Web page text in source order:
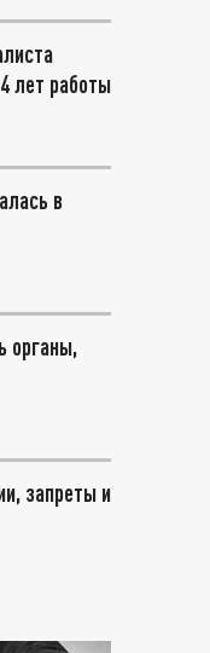
лет работы
в
органы,
запреты и